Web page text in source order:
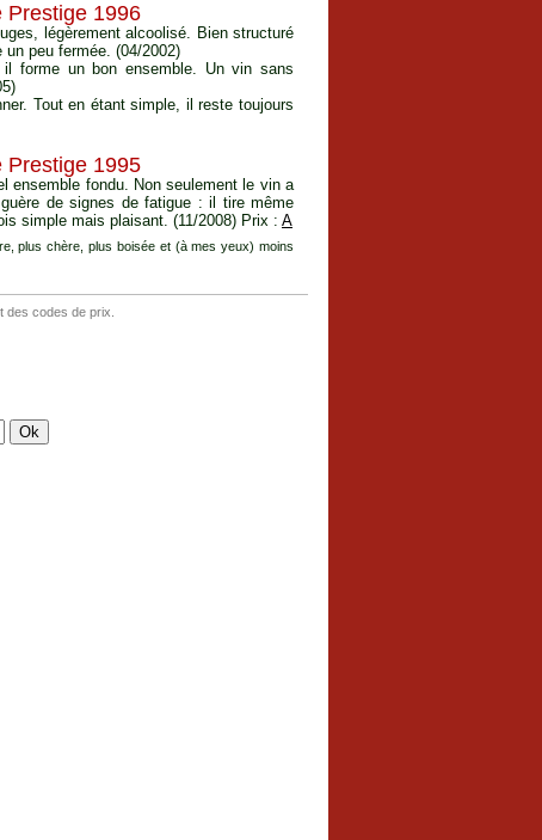
Prestige 1996
légèrement alcoolisé. Bien structuré
peu fermée. (04/2002)
forme un bon ensemble. Un vin sans
Tout en étant simple, il reste toujours
Prestige 1995
ensemble fondu. Non seulement le vin a
de signes de fatigue : il tire même
simple mais plaisant. (11/2008) Prix : A
plus chère, plus boisée et (à mes yeux) moins
des codes de prix.